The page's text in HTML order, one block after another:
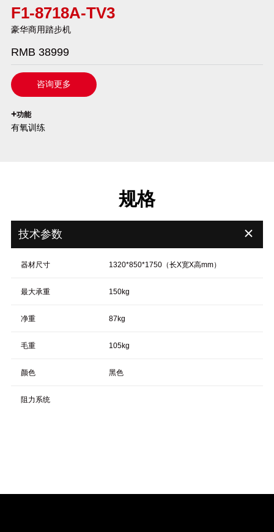
F1-8718A-TV3
豪华商用踏步机
RMB 38999
咨询更多
`
+功能
有氧训练
规格
技术参数 ＋
器材尺寸 1320*850*1750（长X宽X高mm）
最大承重 150kg
净重 87kg
毛重 105kg
颜色 黑色
阻力系统